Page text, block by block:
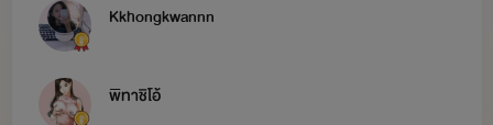
Kkhongkwannn
พิทาชิโอ้